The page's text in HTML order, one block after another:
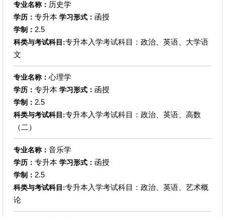
专业名称： 历史学
学历： 专升本 学习形式： 函授
学制： 2.5
科类与考试科目:专升本入学考试科目：政治、英语、大学语
文
专业名称： 心理学
学历： 专升本 学习形式： 函授
学制： 2.5
科类与考试科目:专升本入学考试科目：政治、英语、高数
（二）
专业名称： 音乐学
学历： 专升本 学习形式： 函授
学制： 2.5
科类与考试科目:专升本入学考试科目：政治、英语、艺术概
论